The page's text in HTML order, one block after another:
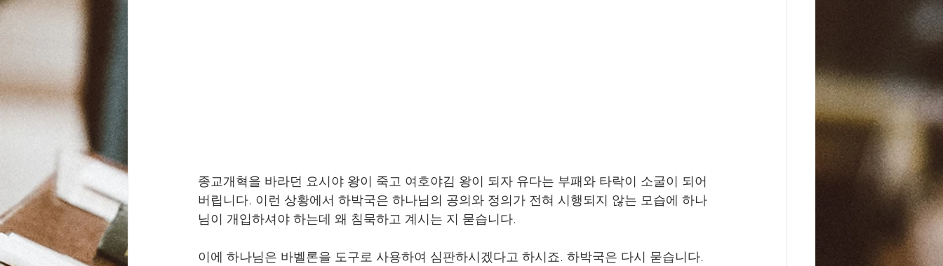
종교개혁을 바라던 요시야 왕이 죽고 여호야김 왕이 되자 유다는 부패와 타락이 소굴이 되어
버립니다. 이런 상황에서 하박국은 하나님의 공의와 정의가 전혀 시행되지 않는 모습에 하나
님이 개입하셔야 하는데 왜 침묵하고 계시는 지 묻습니다.
이에 하나님은 바벨론을 도구로 사용하여 심판하시겠다고 하시죠. 하박국은 다시 묻습니다.